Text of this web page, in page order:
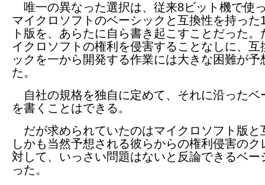
唯一の異なった選択は、従来8ビット機で使
マイクロソフトのベーシックと互換性を持った
ト版を、あらたに自ら書き起こすことだった。
イクロソフトの権利を侵害することなしに、互
ックを一から開発する作業には大きな困難が予
た。
自社の規格を独自に定めて、それに沿ったベ
を書くことはできる。
だが求められていたのはマイクロソフト版と
しかも当然予想される彼らからの権利侵害のク
対して、いっさい問題はないと反論できるベー
った。